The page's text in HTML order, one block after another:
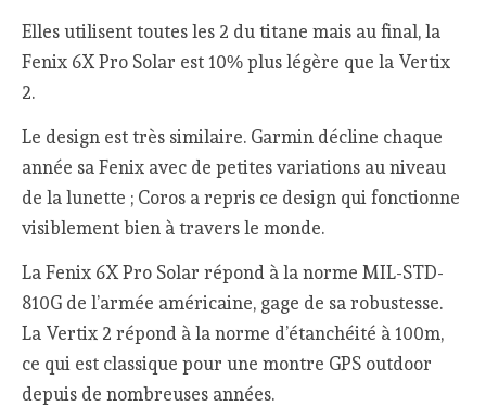
Elles utilisent toutes les 2 du titane mais au final, la
Fenix 6X Pro Solar est 10% plus légère que la Vertix
2.
Le design est très similaire. Garmin décline chaque
année sa Fenix avec de petites variations au niveau
de la lunette ; Coros a repris ce design qui fonctionne
visiblement bien à travers le monde.
La Fenix 6X Pro Solar répond à la norme MIL-STD-
810G de l’armée américaine, gage de sa robustesse.
La Vertix 2 répond à la norme d’étanchéité à 100m,
ce qui est classique pour une montre GPS outdoor
depuis de nombreuses années.